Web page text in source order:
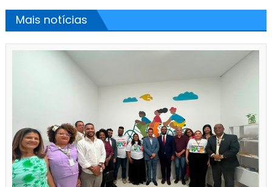
Mais notícias